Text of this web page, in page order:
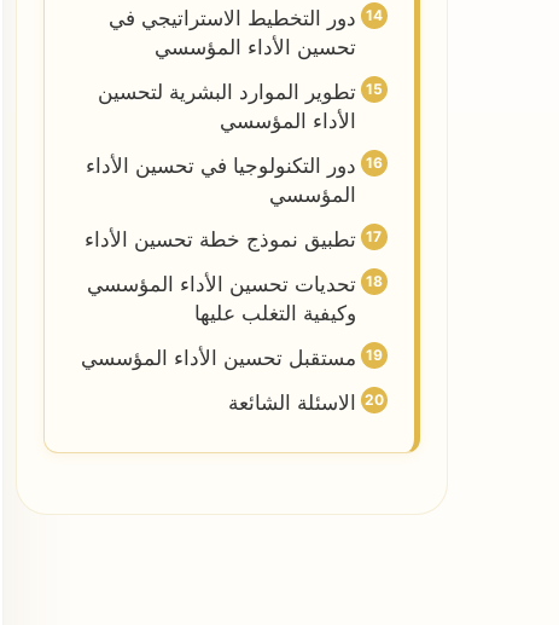
دور التخطيط الاستراتيجي في
تحسين الأداء المؤسسي
تطوير الموارد البشرية لتحسين
الأداء المؤسسي
دور التكنولوجيا في تحسين الأداء
المؤسسي
تطبيق نموذج خطة تحسين الأداء
تحديات تحسين الأداء المؤسسي
وكيفية التغلب عليها
مستقبل تحسين الأداء المؤسسي
الاسئلة الشائعة